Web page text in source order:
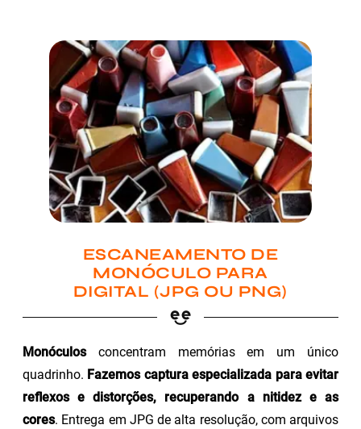
ESCANEAMENTO DE
MONÓCULO PARA
DIGITAL (JPG OU PNG)
Monóculosconcentram memórias em um único
quadrinho. Fazemos captura especializada para evitar
reflexos e distorções, recuperando a nitidez e as
cores. Entrega em JPG de alta resolução, com arquivos